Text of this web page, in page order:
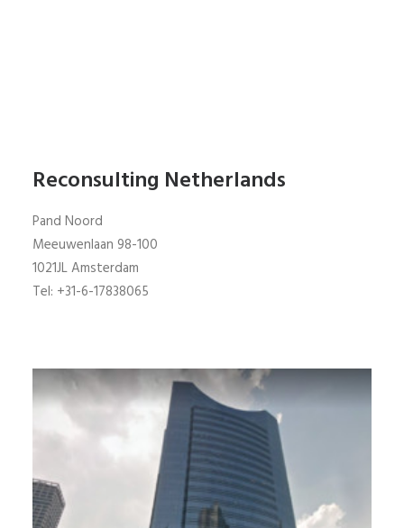
Reconsulting Netherlands
Pand Noord
Meeuwenlaan 98-100
1021JL Amsterdam
Tel: +31-6-17838065